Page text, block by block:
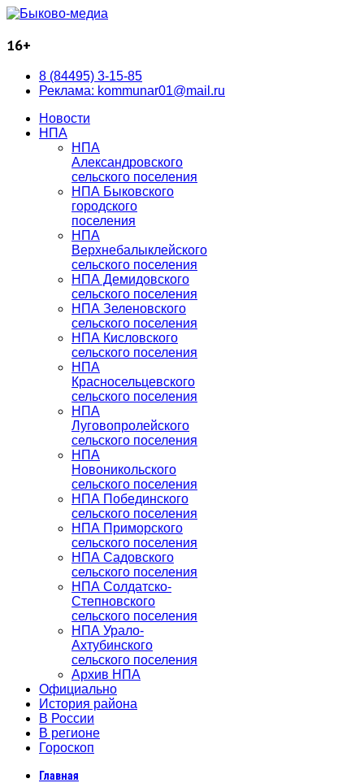
16+
8 (84495) 3-15-85
Реклама: kommunar01@mail.ru
Новости
НПА
НПА
Александровского
сельского поселения
НПА Быковского
городского
поселения
НПА
Верхнебалыклейского
сельского поселения
НПА Демидовского
сельского поселения
НПА Зеленовского
сельского поселения
НПА Кисловского
сельского поселения
НПА
Красносельцевского
сельского поселения
НПА
Луговопролейского
сельского поселения
НПА
Новоникольского
сельского поселения
НПА Побединского
сельского поселения
НПА Приморского
сельского поселения
НПА Садовского
сельского поселения
НПА Солдатско-
Степновского
сельского поселения
НПА Урало-
Ахтубинского
сельского поселения
Архив НПА
Официально
История района
В России
В регионе
Гороскоп
Главная